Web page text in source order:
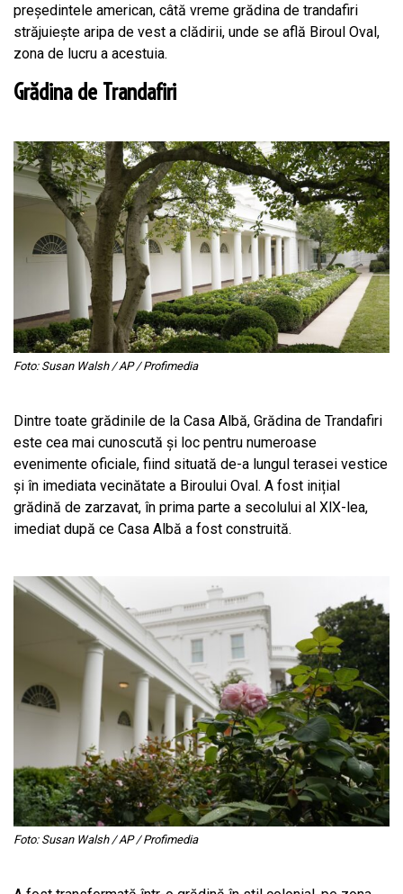
președintele american, câtă vreme grădina de trandafiri
străjuiește aripa de vest a clădirii, unde se află Biroul Oval,
zona de lucru a acestuia.
Grădina de Trandafiri
Foto: Susan Walsh / AP / Profimedia
Dintre toate grădinile de la Casa Albă, Grădina de Trandafiri
este cea mai cunoscută și loc pentru numeroase
evenimente oficiale, fiind situată de-a lungul terasei vestice
și în imediata vecinătate a Biroului Oval. A fost inițial
grădină de zarzavat, în prima parte a secolului al XlX-lea,
imediat după ce Casa Albă a fost construită.
Foto: Susan Walsh / AP / Profimedia